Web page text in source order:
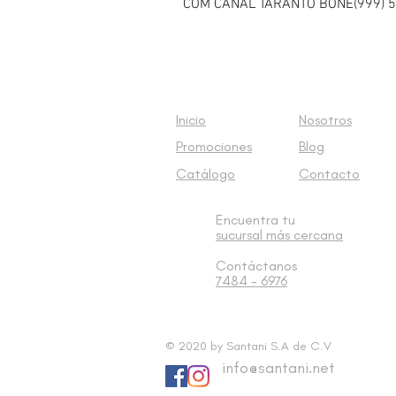
COM CANAL TARANTO BONE(999)
Inicio
Nosotros
Promociones
Blog
Catálogo
Contacto
Encuentra tu
sucursal más cercana
Contáctanos
7484 - 6976
© 2020 by Santani S.A de C.V
info@santani.net